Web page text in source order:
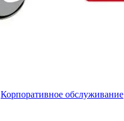
Корпоративное обслуживание